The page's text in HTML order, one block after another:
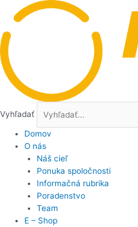
Preskočiť
obsah
Vyhľadať
Domov
O nás
Náš cieľ
Ponuka spoločnosti
Informačná rubrika
Poradenstvo
Team
E – Shop